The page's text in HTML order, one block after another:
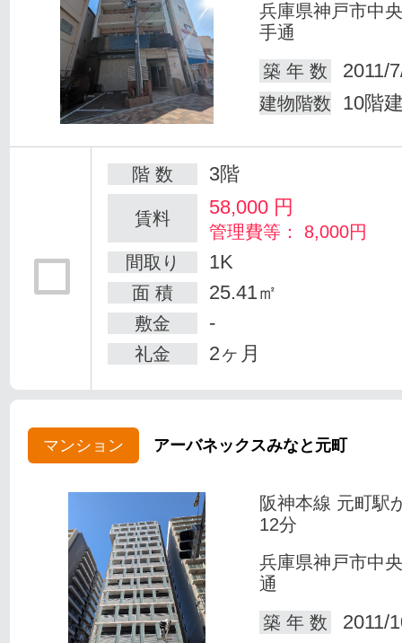
兵庫県神戸市中
手通
築 年 数
2011/
建物階数 10階
階 数 3階
賃料 58,000 円
管理費等： 8,000円
間取り
1K
面 積 25.41㎡
敷金 -
礼金 2ヶ月
マンション アーバネックスみなと元町
阪神本線 元町駅
12分
兵庫県神戸市中
通
築 年 数
2011/